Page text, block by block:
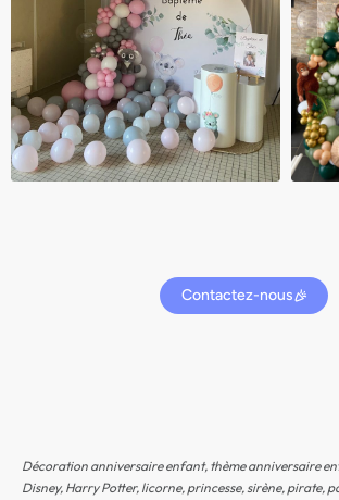
Contactez-nous
Décoration anniversaire enfant, thème anniversaire
Disney, Harry Potter, licorne, princesse, sirène, pirate,